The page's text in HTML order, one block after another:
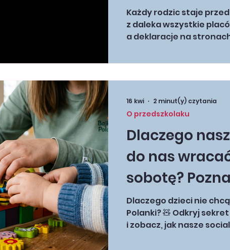
lub
rozwija pasje
Każdy rodzic staje
z daleka wszystkie
a deklaracje na
„zajęcia dodatkowe" –
oferta. Jak odróżnić
inwestuje w rozwój
zapewnia wyłącznie
przeprowadzimy Cię
Dlaczego
do nas
sobotę?
„Okna na
Polanki!
Dlaczego dzieci nie
Polanki? 🧸 Odkryj
i zobacz, jak nasze
O przedszkolaku
16 kwi 2 minut(y) czytania